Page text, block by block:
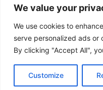
We value your
We use cookies to
serve personalized ads
By clicking "Accept All",
Customize
Contacto:
© Be First SL - ISSN: 2444-
RS8C2UZT5H | Stock images
VistaCreate